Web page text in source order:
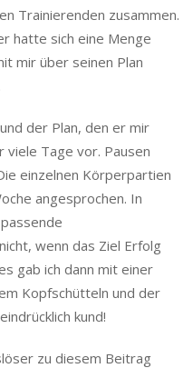
Trainierenden zusammen.
hatte sich eine Menge
mir über seinen Plan
der Plan, den er mir
viele Tage vor. Pausen
einzelnen Körperpartien
angesprochen. In
wenn das Ziel Erfolg
gab ich dann mit einer
Kopfschütteln und der
kund!
zu diesem Beitrag